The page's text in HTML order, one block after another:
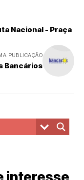
Nacional - Praça
PUBLICAÇÃO
Bancários